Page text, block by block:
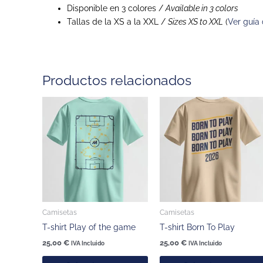
Disponible en 3 colores /Available in 3 colors
Tallas de la XS a la XXL / Sizes XS to XXL (Ver guía
Productos relacionados
Camisetas
T-shirt Play of the game
25,00 € IVA Incluido
producto
tiene
múltiples
variantes.
pueden
elegir
Camisetas
T-shirt Born To Play
25,00 € IVA Incluido